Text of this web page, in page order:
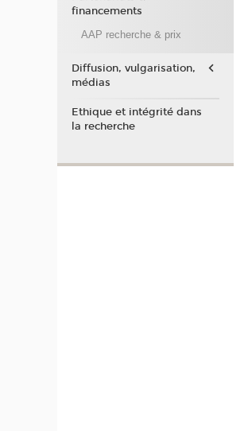
financements
AAP recherche & prix
Diffusion, vulgarisation,
médias
Ethique et intégrité dans
la recherche